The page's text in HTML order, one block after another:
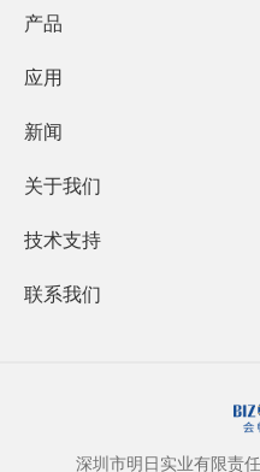
产品
应用
新闻
关于我们
技术支持
联系我们
深圳市明日实业有限责